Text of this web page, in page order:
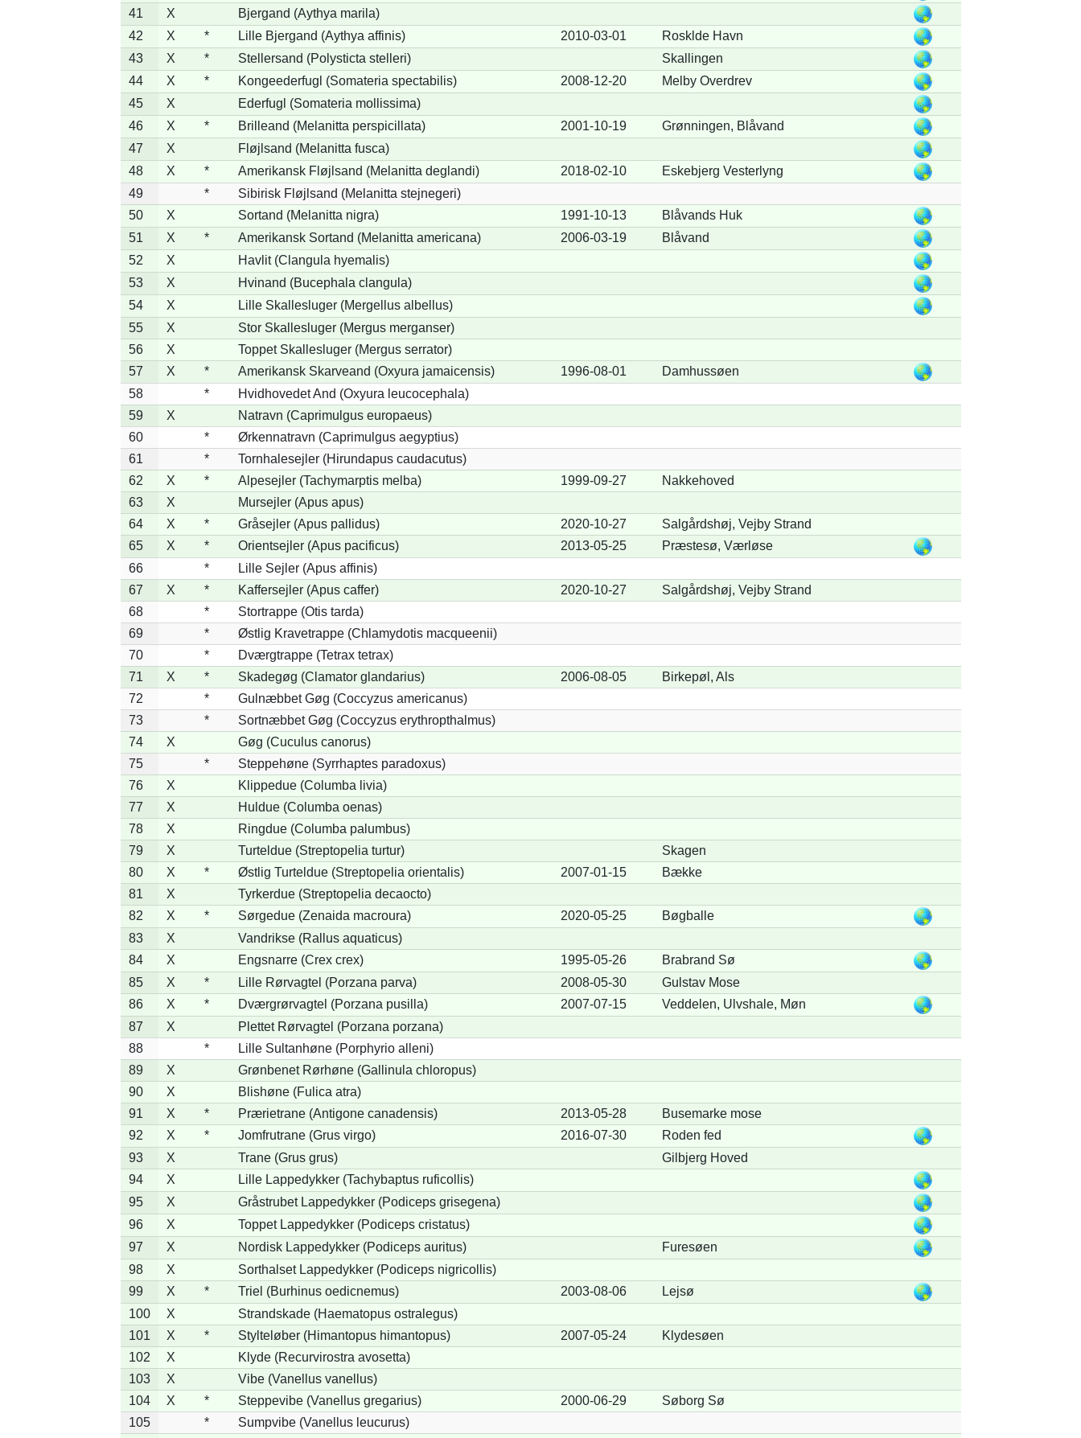
41
X
Bjergand (Aythya marila)
42
X * Lille Bjergand (Aythya affinis) 2010-03-01
Rosklde Havn
43
X * Stellersand (Polysticta stelleri)
Skallingen
44
X * Kongeederfugl (Somateria spectabilis) 2008-12-20
Melby Overdrev
45
X
Ederfugl (Somateria mollissima)
46
X * Brilleand (Melanitta perspicillata) 2001-10-19
Grønningen, Blåvand
47
X
Fløjlsand (Melanitta fusca)
48
X * Amerikansk Fløjlsand (Melanitta deglandi) 2018-02-10
Eskebjerg Vesterlyng
49
*
Sibirisk Fløjlsand (Melanitta stejnegeri)
50
X Sortand (Melanitta nigra) 1991-10-13
Blåvands Huk
51
X * Amerikansk Sortand (Melanitta americana) 2006-03-19
Blåvand
52
X
Havlit (Clangula hyemalis)
53
X
Hvinand (Bucephala clangula)
54
X
Lille Skallesluger (Mergellus albellus)
55
X
Stor Skallesluger (Mergus merganser)
56
X
Toppet Skallesluger (Mergus serrator)
57
X * Amerikansk Skarveand (Oxyura jamaicensis) 1996-08-01
Damhussøen
58
*
Hvidhovedet And (Oxyura leucocephala)
59
X
Natravn (Caprimulgus europaeus)
60
*
Ørkennatravn (Caprimulgus aegyptius)
61
*
Tornhalesejler (Hirundapus caudacutus)
62
X * Alpesejler (Tachymarptis melba) 1999-09-27
Nakkehoved
63
X
Mursejler (Apus apus)
64
X * Gråsejler (Apus pallidus) 2020-10-27
Salgårdshøj, Vejby Strand
65
X * Orientsejler (Apus pacificus) 2013-05-25
Præstesø, Værløse
66
*
Lille Sejler (Apus affinis)
67
X * Kaffersejler (Apus caffer) 2020-10-27
Salgårdshøj, Vejby Strand
68
*
Stortrappe (Otis tarda)
69
*
Østlig Kravetrappe (Chlamydotis macqueenii)
70
*
Dværgtrappe (Tetrax tetrax)
71
X * Skadegøg (Clamator glandarius) 2006-08-05
Birkepøl, Als
72
*
Gulnæbbet Gøg (Coccyzus americanus)
73
*
Sortnæbbet Gøg (Coccyzus erythropthalmus)
74
X
Gøg (Cuculus canorus)
75
*
Steppehøne (Syrrhaptes paradoxus)
76
X
Klippedue (Columba livia)
77
X
Huldue (Columba oenas)
78
X
Ringdue (Columba palumbus)
79
X Turteldue (Streptopelia turtur)
Skagen
80
X * Østlig Turteldue (Streptopelia orientalis) 2007-01-15
Bække
81
X
Tyrkerdue (Streptopelia decaocto)
82
X * Sørgedue (Zenaida macroura) 2020-05-25
Bøgballe
83
X
Vandrikse (Rallus aquaticus)
84
X Engsnarre (Crex crex) 1995-05-26
Brabrand Sø
85
X * Lille Rørvagtel (Porzana parva) 2008-05-30
Gulstav Mose
86
X * Dværgrørvagtel (Porzana pusilla) 2007-07-15
Veddelen, Ulvshale, Møn
87
X
Plettet Rørvagtel (Porzana porzana)
88
*
Lille Sultanhøne (Porphyrio alleni)
89
X
Grønbenet Rørhøne (Gallinula chloropus)
90
X
Blishøne (Fulica atra)
91
X * Prærietrane (Antigone canadensis) 2013-05-28
Busemarke mose
92
X * Jomfrutrane (Grus virgo) 2016-07-30
Roden fed
93
X Trane (Grus grus)
Gilbjerg Hoved
94
X
Lille Lappedykker (Tachybaptus ruficollis)
95
X
Gråstrubet Lappedykker (Podiceps grisegena)
96
X
Toppet Lappedykker (Podiceps cristatus)
97
X Nordisk Lappedykker (Podiceps auritus)
Furesøen
98
X
Sorthalset Lappedykker (Podiceps nigricollis)
99
X * Triel (Burhinus oedicnemus) 2003-08-06
Lejsø
100
X
Strandskade (Haematopus ostralegus)
101
X * Stylteløber (Himantopus himantopus) 2007-05-24
Klydesøen
102
X
Klyde (Recurvirostra avosetta)
103
X
Vibe (Vanellus vanellus)
104
X * Steppevibe (Vanellus gregarius) 2000-06-29
Søborg Sø
105
*
Sumpvibe (Vanellus leucurus)